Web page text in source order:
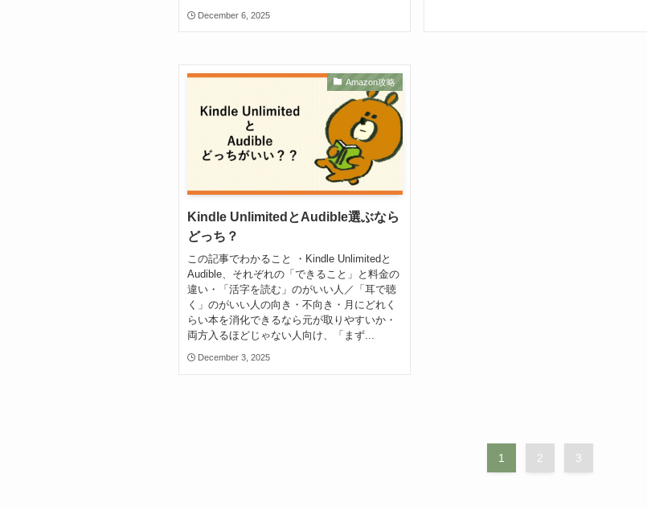
December 6, 2025
Amazon攻略
Kindle UnlimitedとAudible選ぶなら
どっち？
この記事でわかること ・Kindle Unlimitedと
Audible、それぞれの「できること」と料金の
違い・「活字を読む」のがいい人／「耳で聴
く」のがいい人の向き・不向き・月にどれく
らい本を消化できるなら元が取りやすいか・
両方入るほどじゃない人向け、「まず...
December 3, 2025
1 2 3